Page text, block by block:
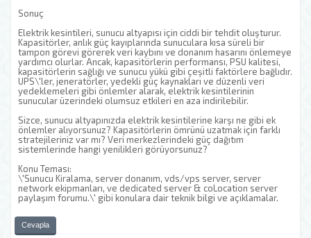
Sonuç
Elektrik kesintileri, sunucu altyapısı için ciddi bir tehdit oluşturur.
Kapasitörler, anlık güç kayıplarında sunuculara kısa süreli bir
tampon görevi görerek veri kaybını ve donanım hasarını önlemeye
yardımcı olurlar. Ancak, kapasitörlerin performansı, PSU kalitesi,
kapasitörlerin sağlığı ve sunucu yükü gibi çeşitli faktörlere bağlıdır.
UPS\'ler, jeneratörler, yedekli güç kaynakları ve düzenli veri
yedeklemeleri gibi önlemler alarak, elektrik kesintilerinin
sunucular üzerindeki olumsuz etkileri en aza indirilebilir.
Sizce, sunucu altyapınızda elektrik kesintilerine karşı ne gibi ek
önlemler alıyorsunuz? Kapasitörlerin ömrünü uzatmak için farklı
stratejileriniz var mı? Veri merkezlerindeki güç dağıtım
sistemlerinde hangi yenilikleri görüyorsunuz?
Konu Teması:
\'Sunucu Kiralama, server donanım, vds/vps server, server
network ekipmanları, ve dedicated server & coLocation server
paylaşım forumu.\' gibi konulara dair teknik bilgi ve açıklamalar.
Cevapla